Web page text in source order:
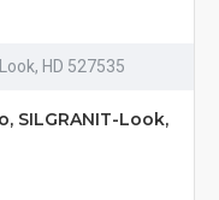
HD 527535
SILGRANIT-Look,